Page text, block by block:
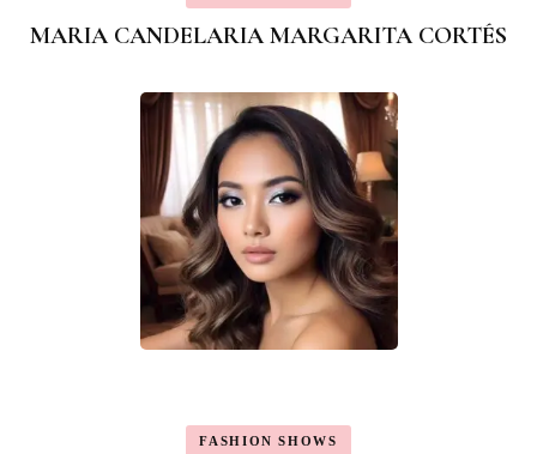
MARIA CANDELARIA MARGARITA CORTÉS
FASHION SHOWS